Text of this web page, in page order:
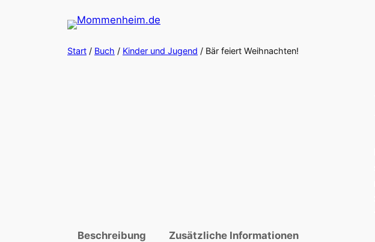
Start / Buch / Kinder und Jugend / Bär feiert Weihnachten!
Beschreibung
Zusätzliche Informationen